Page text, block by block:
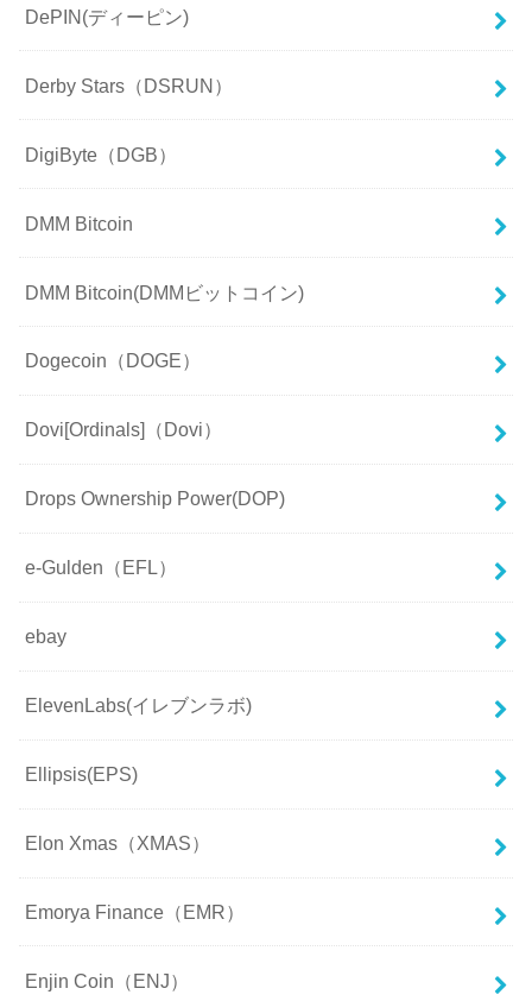
DePIN(ディーピン)
Derby Stars（DSRUN）
DigiByte（DGB）
DMM Bitcoin
DMM Bitcoin(DMMビットコイン)
Dogecoin（DOGE）
Dovi[Ordinals]（Dovi）
Drops Ownership Power(DOP)
e-Gulden（EFL）
ebay
ElevenLabs(イレブンラボ)
Ellipsis(EPS)
Elon Xmas（XMAS）
Emorya Finance（EMR）
Enjin Coin（ENJ）